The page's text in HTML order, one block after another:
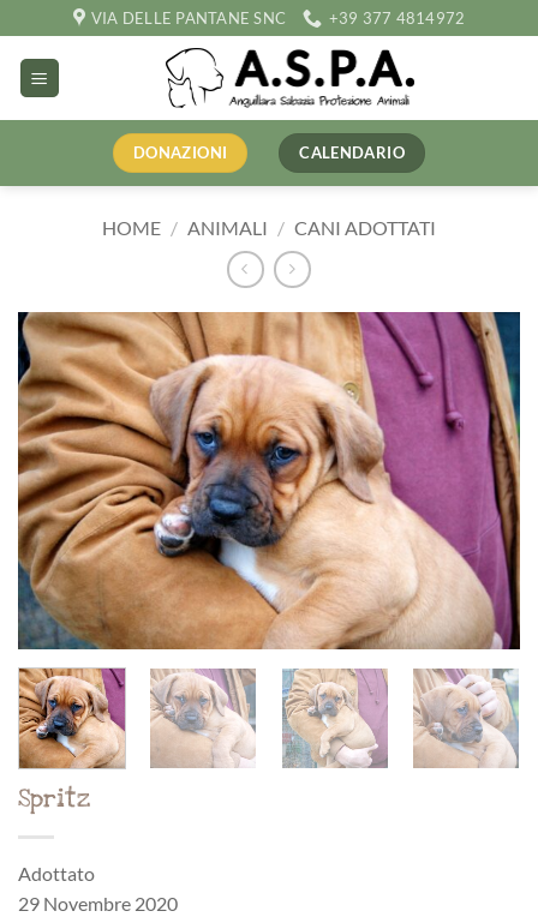
ai
contenuti
VIA DELLE PANTANE SNC +39 377 4814972
DONAZIONI CALENDARIO
HOME / ANIMALI / CANI ADOTTATI
Spritz
Adottato
29 Novembre 2020